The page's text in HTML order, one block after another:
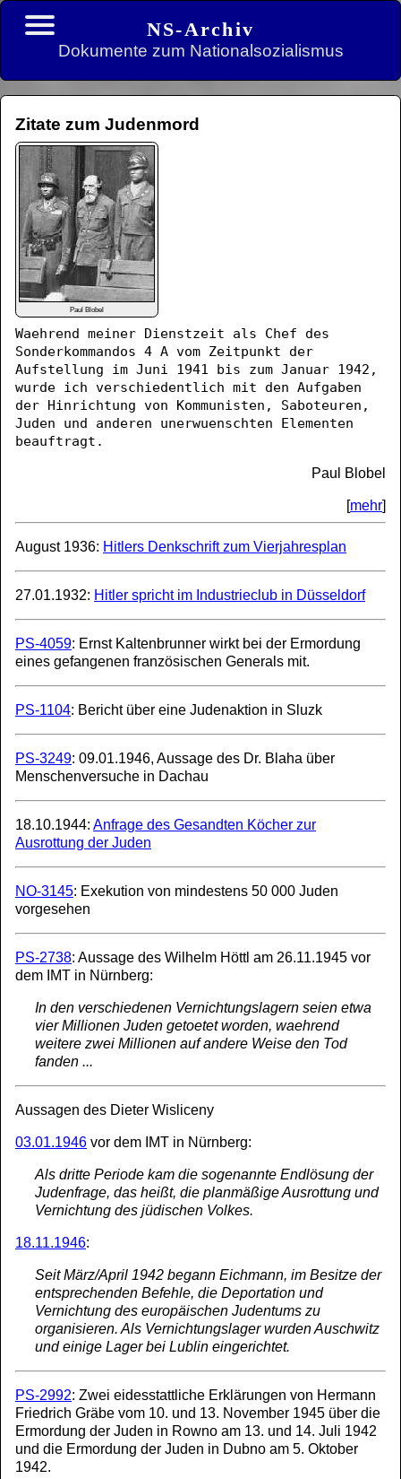
NS-Archiv
Dokumente zum Nationalsozialismus
Zitate zum Judenmord
Paul Blobel
Waehrend meiner Dienstzeit als Chef des
Sonderkommandos 4 A vom Zeitpunkt der
Aufstellung im Juni 1941 bis zum Januar 1942,
wurde ich verschiedentlich mit den Aufgaben
der Hinrichtung von Kommunisten, Saboteuren,
Juden und anderen unerwuenschten Elementen
beauftragt.
Paul Blobel
[mehr]
August 1936: Hitlers Denkschrift zum Vierjahresplan
27.01.1932: Hitler spricht im Industrieclub in Düsseldorf
PS-4059: Ernst Kaltenbrunner wirkt bei der Ermordung
eines gefangenen französischen Generals mit.
PS-1104: Bericht über eine Judenaktion in Sluzk
PS-3249: 09.01.1946, Aussage des Dr. Blaha über
Menschenversuche in Dachau
18.10.1944: Anfrage des Gesandten Köcher zur
Ausrottung der Juden
NO-3145: Exekution von mindestens 50 000 Juden
vorgesehen
PS-2738: Aussage des Wilhelm Höttl am 26.11.1945 vor
dem IMT in Nürnberg:
In den verschiedenen Vernichtungslagern seien etwa
vier Millionen Juden getoetet worden, waehrend
weitere zwei Millionen auf andere Weise den Tod
fanden ...
Aussagen des Dieter Wisliceny
03.01.1946 vor dem IMT in Nürnberg:
Als dritte Periode kam die sogenannte Endlösung der
Judenfrage, das heißt, die planmäßige Ausrottung und
Vernichtung des jüdischen Volkes.
18.11.1946:
Seit März/April 1942 begann Eichmann, im Besitze der
entsprechenden Befehle, die Deportation und
Vernichtung des europäischen Judentums zu
organisieren. Als Vernichtungslager wurden Auschwitz
und einige Lager bei Lublin eingerichtet.
PS-2992: Zwei eidesstattliche Erklärungen von Hermann
Friedrich Gräbe vom 10. und 13. November 1945 über die
Ermordung der Juden in Rowno am 13. und 14. Juli 1942
und die Ermordung der Juden in Dubno am 5. Oktober
1942.